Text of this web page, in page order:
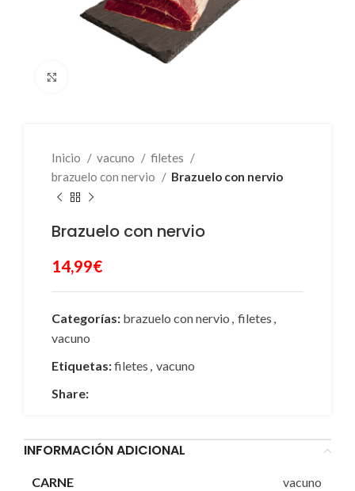
Inicio vacuno
filetes
brazuelo con nervio
Brazuelo con nervio
Brazuelo con nervio
14,99€
Categorías: brazuelo con nervio , filetes ,
vacuno
Etiquetas:filetes , vacuno
Share:
INFORMACIÓN ADICIONAL
CARNE vacuno